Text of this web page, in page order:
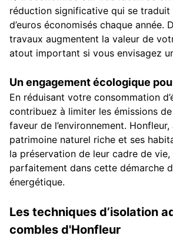
réduction significative qui se traduit
d’euros économisés chaque année.
travaux augmentent la valeur de
atout important si vous envisagez
Un engagement écologique
En réduisant votre consommation
contribuez à limiter les émissions
faveur de l’environnement.
patrimoine naturel riche et ses
la préservation de leur cadre de vie,
parfaitement dans cette démarche
énergétique.
Les techniques d’isolation
combles d'Honfleur